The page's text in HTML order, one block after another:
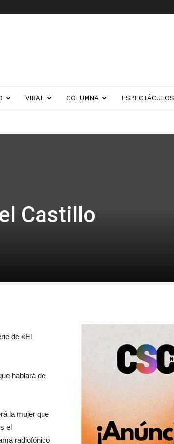
VIRAL COLUMNA ESPECTÁCULOS
Castillo
de «El
hablará de
la mujer que
el
radiofónico